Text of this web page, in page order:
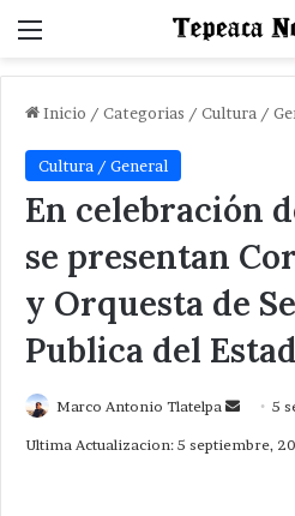
Menu
Inicio / Categorias / Cultura /
Cultura / General
En celebración
se presentan
y Orquesta de
Publica del
Marco Antonio Tlatelpa
Send5
Ultima Actualizacion: 5 septiembre,